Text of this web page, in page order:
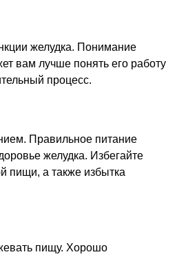
желудка. Понимание
вам лучше понять его работу
процесс.
Правильное питание
желудка. Избегайте
пищи, а также избытка
пищу. Хорошо